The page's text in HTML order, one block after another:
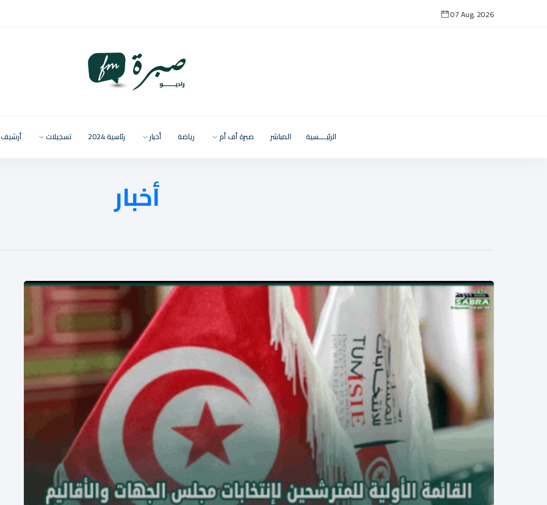
07 Aug, 2026
الرئيــــسية المباشر صبرة أف أم رياضة أخبار رئاسية 2024 تسجيلات أرشيف
أخبار